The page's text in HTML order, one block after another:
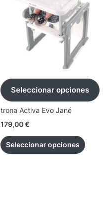
Seleccionar opciones
trona Activa Evo Jané
179,00€
Seleccionar opciones